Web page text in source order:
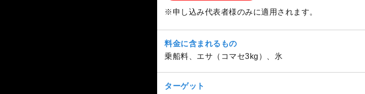
※申し込み代表者様のみに適用されます。
料金に含まれるもの
乗船料、エサ（コマセ3kg）、氷
ターゲット